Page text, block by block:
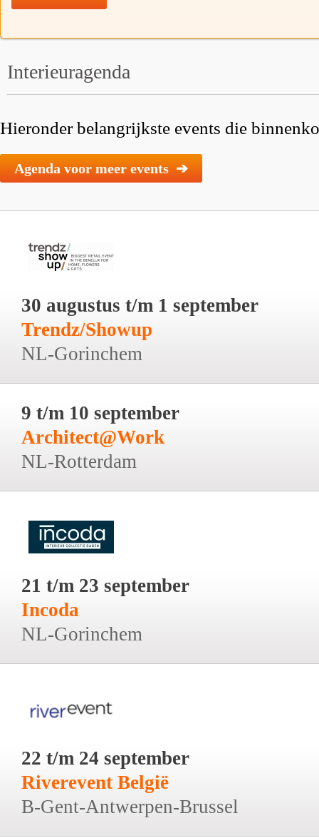
Interieuragenda
Hieronder belangrijkste events die
Agenda voor meer events ➔
30 augustus t/m 1 september
Trendz/Showup
NL-Gorinchem
9 t/m 10 september
Architect@Work
NL-Rotterdam
21 t/m 23 september
Incoda
NL-Gorinchem
22 t/m 24 september
Riverevent België
B-Gent-Antwerpen-Brussel